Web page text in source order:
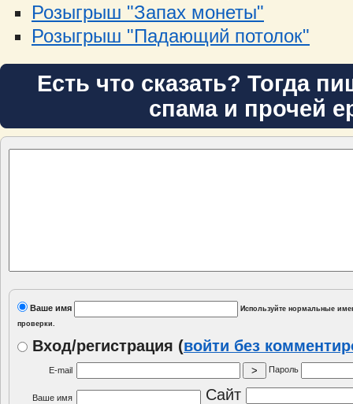
Розыгрыш "Запах монеты"
Розыгрыш "Падающий потолок"
Есть что сказать? Тогда
спама и прочей
Ваше имя
Используйте нормальные
проверки.
Вход/регистрация (войти без
E-mail Пароль
Ваше имя
Сайт